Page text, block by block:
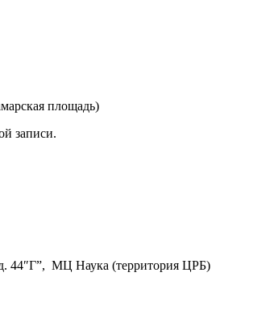
площадь)
записи.
44″Г”, МЦ Наука (территория ЦРБ)